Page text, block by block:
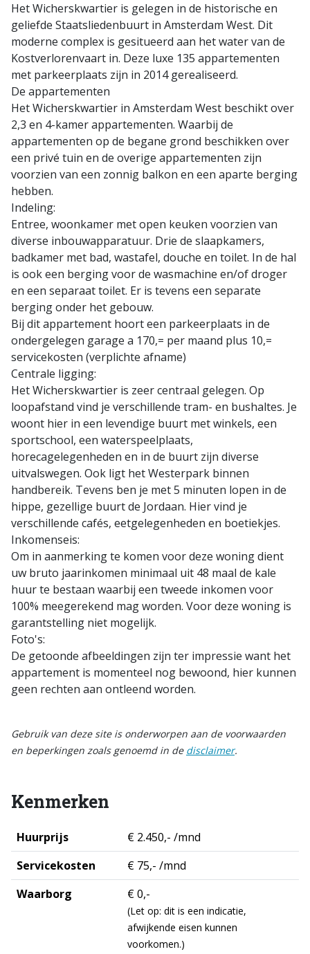
Het Wicherskwartier is gelegen in de historische en
geliefde Staatsliedenbuurt in Amsterdam West. Dit
moderne complex is gesitueerd aan het water van de
Kostverlorenvaart in. Deze luxe 135 appartementen
met parkeerplaats zijn in 2014 gerealiseerd.
De appartementen
Het Wicherskwartier in Amsterdam West beschikt over
2,3 en 4-kamer appartementen. Waarbij de
appartementen op de begane grond beschikken over
een privé tuin en de overige appartementen zijn
voorzien van een zonnig balkon en een aparte berging
hebben.
Indeling:
Entree, woonkamer met open keuken voorzien van
diverse inbouwapparatuur. Drie de slaapkamers,
badkamer met bad, wastafel, douche en toilet. In de hal
is ook een berging voor de wasmachine en/of droger
en een separaat toilet. Er is tevens een separate
berging onder het gebouw.
Bij dit appartement hoort een parkeerplaats in de
ondergelegen garage a 170,= per maand plus 10,=
servicekosten (verplichte afname)
Centrale ligging:
Het Wicherskwartier is zeer centraal gelegen. Op
loopafstand vind je verschillende tram- en bushaltes. Je
woont hier in een levendige buurt met winkels, een
sportschool, een waterspeelplaats,
horecagelegenheden en in de buurt zijn diverse
uitvalswegen. Ook ligt het Westerpark binnen
handbereik. Tevens ben je met 5 minuten lopen in de
hippe, gezellige buurt de Jordaan. Hier vind je
verschillende cafés, eetgelegenheden en boetiekjes.
Inkomenseis:
Om in aanmerking te komen voor deze woning dient
uw bruto jaarinkomen minimaal uit 48 maal de kale
huur te bestaan waarbij een tweede inkomen voor
100% meegerekend mag worden. Voor deze woning is
garantstelling niet mogelijk.
Foto's:
De getoonde afbeeldingen zijn ter impressie want het
appartement is momenteel nog bewoond, hier kunnen
geen rechten aan ontleend worden.
Gebruik van deze site is onderworpen aan de voorwaarden
en beperkingen zoals genoemd in de disclaimer.
Kenmerken
Huurprijs
€ 2.450,- /mnd
Servicekosten
€ 75,- /mnd
Waarborg
€ 0,-
(Let op: dit is een indicatie,
afwijkende eisen kunnen
voorkomen.)